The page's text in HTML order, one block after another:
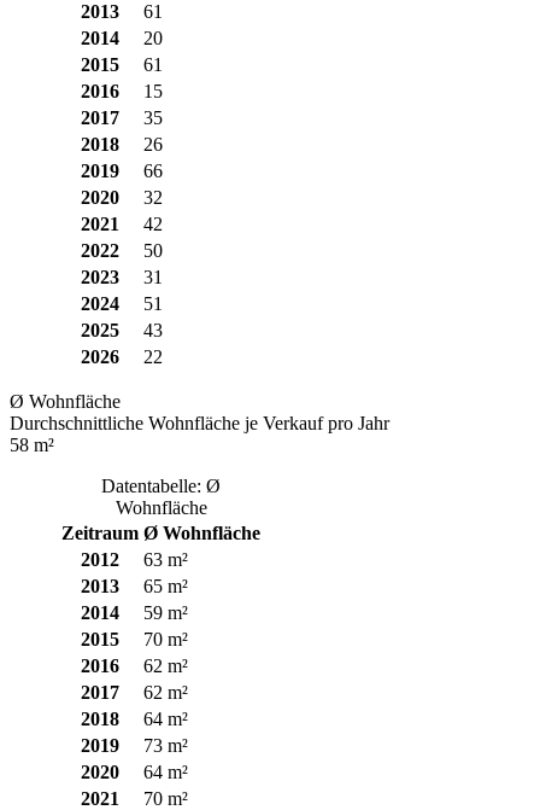
2013
61
2014
20
2015
61
2016
15
2017
35
2018
26
2019
66
2020
32
2021
42
2022
50
2023
31
2024
51
2025
43
2026
22
Ø Wohnfläche
Durchschnittliche Wohnfläche je Verkauf pro Jahr
58 m²
Datentabelle: Ø
Wohnfläche
Zeitraum Ø Wohnfläche
2012
63 m²
2013
65 m²
2014
59 m²
2015
70 m²
2016
62 m²
2017
62 m²
2018
64 m²
2019
73 m²
2020
64 m²
2021
70 m²